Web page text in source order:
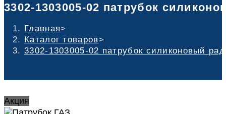
3302-1303005-02 патрубок
Главная>
Каталог товаров>
3302-1303005-02 патрубок силиконовый
Акция